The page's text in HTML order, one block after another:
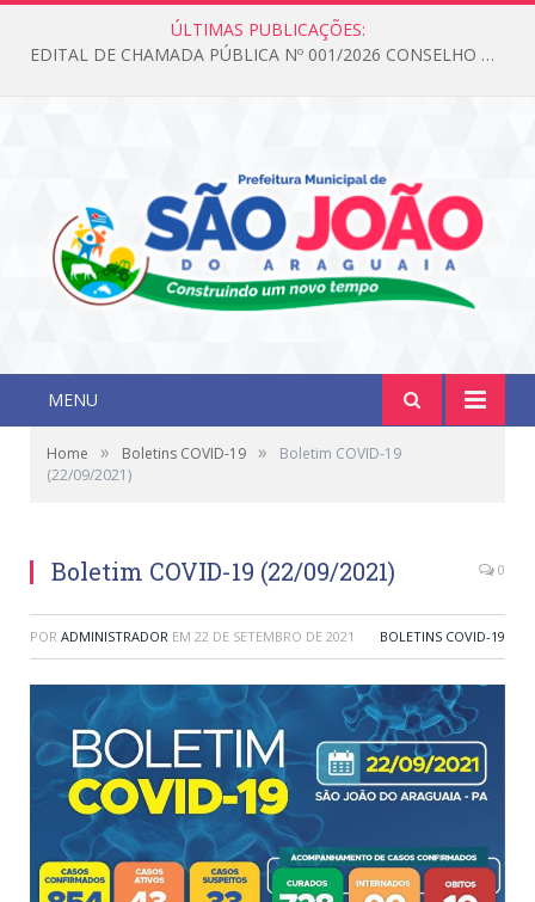
ÚLTIMAS PUBLICAÇÕES:
EDITAL DE CHAMADA PÚBLICA Nº 001/2026 CONSELHO DOS DIREITOS DA CRIANÇA E DO ADOLESCENTE
MENU
Home » Boletins COVID-19 »
Boletim COVID-19
(22/09/2021)
Boletim COVID-19 (22/09/2021) 0
POR ADMINISTRADOR EM 22 DE SETEMBRO DE 2021 BOLETINS COVID-19